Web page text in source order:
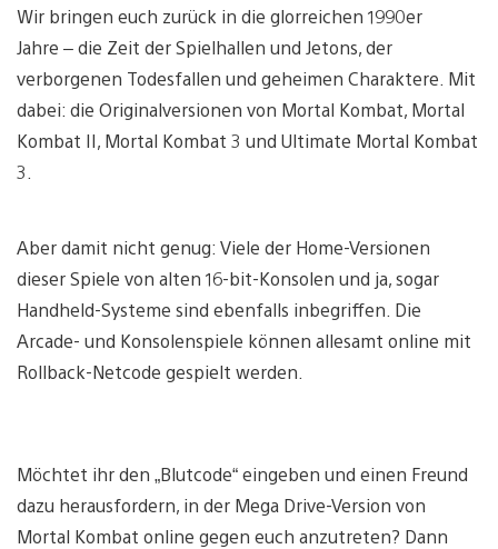
Wir bringen euch zurück in die glorreichen 1990er
Jahre – die Zeit der Spielhallen und Jetons, der
verborgenen Todesfallen und geheimen Charaktere. Mit
dabei: die Originalversionen von Mortal Kombat, Mortal
Kombat II, Mortal Kombat 3 und Ultimate Mortal Kombat
3.
Aber damit nicht genug: Viele der Home-Versionen
dieser Spiele von alten 16-bit-Konsolen und ja, sogar
Handheld-Systeme sind ebenfalls inbegriffen. Die
Arcade- und Konsolenspiele können allesamt online mit
Rollback-Netcode gespielt werden.
Möchtet ihr den „Blutcode“ eingeben und einen Freund
dazu herausfordern, in der Mega Drive-Version von
Mortal Kombat online gegen euch anzutreten? Dann